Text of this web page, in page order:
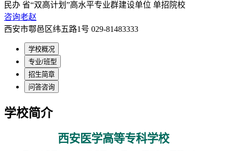
民办 省“双高计划”高水平专业群建设单位 单招院校
咨询老赵
西安市鄠邑区纬五路1号 029-81483333
学校概况
专业/班型
招生简章
问答咨询
学校简介
西安医学高等专科学校